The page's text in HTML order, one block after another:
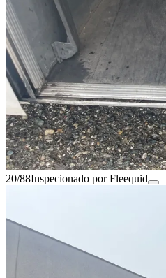
20/88Inspecionado por Fleequid